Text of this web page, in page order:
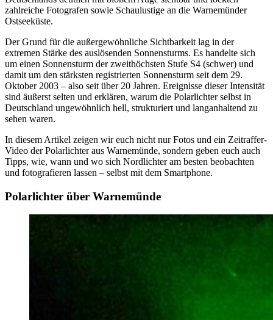
zahlreiche Fotografen sowie Schaulustige an die Warnemünder
Ostseeküste.
Der Grund für die außergewöhnliche Sichtbarkeit lag in der
extremen Stärke des auslösenden Sonnensturms. Es handelte sich
um einen Sonnensturm der zweithöchsten Stufe S4 (schwer) und
damit um den stärksten registrierten Sonnensturm seit dem 29.
Oktober 2003 – also seit über 20 Jahren. Ereignisse dieser Intensität
sind äußerst selten und erklären, warum die Polarlichter selbst in
Deutschland ungewöhnlich hell, strukturiert und langanhaltend zu
sehen waren.
In diesem Artikel zeigen wir euch nicht nur Fotos und ein Zeitraffer-
Video der Polarlichter aus Warnemünde, sondern geben euch auch
Tipps, wie, wann und wo sich Nordlichter am besten beobachten
und fotografieren lassen – selbst mit dem Smartphone.
Polarlichter über Warnemünde